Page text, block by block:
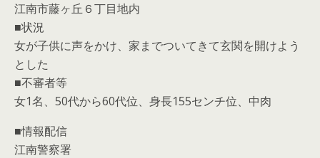
江南市藤ヶ丘６丁目地内
■状況
女が子供に声をかけ、家までついてきて玄関を開けよう
とした
■不審者等
女1名、50代から60代位、身長155センチ位、中肉
■情報配信
江南警察署